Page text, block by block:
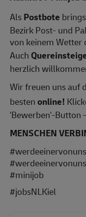
AlsPostbote
Bezirk Post- und
von keinem Wetter
Auch
herzlich
Wir freuen uns auf
bestenonline!
'Bewerben'-Button
MENSCHEN
#werdeeinervonuns
#minijob
#jobsNLKiel